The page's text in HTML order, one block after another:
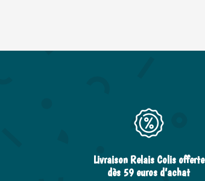
Livraison Relais Colis offerte
dès 59 euros d’achat